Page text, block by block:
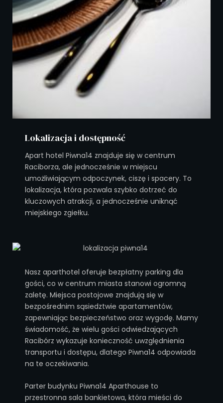
Lokalizacja i dostępność
Apart hotel Piwna14 znajduje się w centrum
Raciborza, ale jednocześnie w miejscu
umożliwiającym odpoczynek, ciszę i spacery. To
lokalizacja, która pozwala szybko dotrzeć do
kluczowych atrakcji, a jednocześnie uniknąć
miejskiego zgiełku.
Nasz aparthotel oferuje bezpłatny parking dla
gości, co w centrum miasta stanowi ogromną
zaletę. Miejsca postojowe znajdują się w
bezpośrednim sąsiedztwie apartamentów,
zapewniając bezpieczeństwo oraz wygodę. Mamy
świadomość, że wielu gości odwiedzających
Racibórz wykazuje konieczność uwzględnienia
transportu i dostępu, dlatego Piwna14 odpowiada
na te oczekiwania.
Parter budynku Piwna14 Aparthouse to
przestronna sala bankietowa, która mieści do